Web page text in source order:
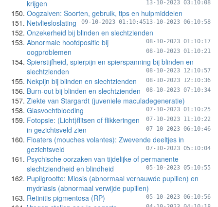
krijgen
13-10-2023 03:10:08
Oogzalven: Soorten, gebruik, tips en hulpmiddelen
13-10-2023 06:10:58
Netvliesloslating 09-10-2023 01:10:45
Onzekerheid bij blinden en slechtzienden
08-10-2023 01:10:17
Abnormale hoofdpositie bij
oogproblemen
08-10-2023 01:10:21
Spierstijfheid, spierpijn en spierspanning bij blinden en
slechtzienden
08-10-2023 12:10:57
Nekpijn bij blinden en slechtzienden 08-10-2023 12:10:36
Burn-out bij blinden en slechtzienden 08-10-2023 07:10:34
Ziekte van Stargardt (juveniele maculadegeneratie)
07-10-2023 01:10:25
Glasvochtbloeding
07-10-2023 11:10:22
Fotopsie: (Licht)flitsen of flikkeringen
in gezichtsveld zien
07-10-2023 06:10:46
Floaters (mouches volantes): Zwevende deeltjes in
gezichtsveld
07-10-2023 05:10:04
Psychische oorzaken van tijdelijke of permanente
slechtziendheid en blindheid
05-10-2023 05:10:55
Pupilgrootte: Miosis (abnormaal vernauwde pupillen) en
mydriasis (abnormaal verwijde pupillen)
05-10-2023 06:10:56
Retinitis pigmentosa (RP)